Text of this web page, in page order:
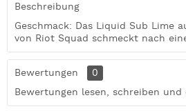
Beschreibung
Geschmack: Das Liquid Sub Lime
von Riot Squad schmeckt nach
Bewertungen
0
Bewertungen lesen, schreiben und